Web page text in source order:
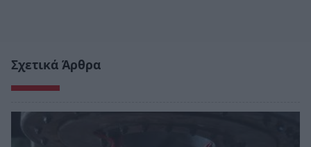
Σχετικά Άρθρα